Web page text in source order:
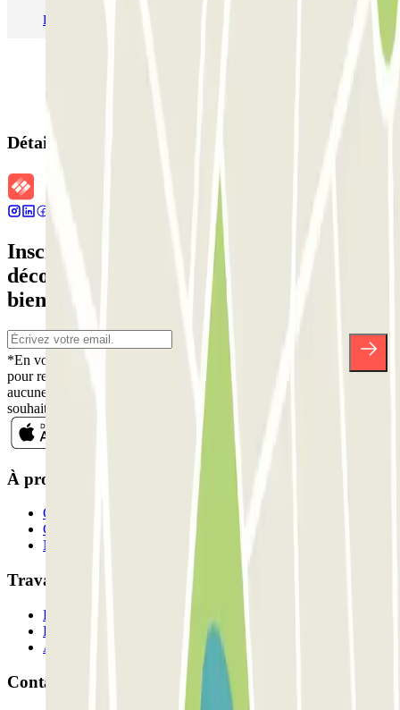
Parking Aéroport Barcelone
Détails de la réservation
Inscrivez-vous à notre newsletter et
découvrez des réductions, des concours et
bien d'autres surprises.
*En vous inscrivant, vous acceptez notre politique de confidentialité
pour recevoir des communications commerciales de Parclick. Sans
aucune obligation, vous pouvez vous désinscrire quand vous le
souhaitez dans la même newsletter.
À propos de Parclick
Qui sommes-nous ?
Comment ça marche?
Nos parkings
Travaillons ensemble?
Professionnels
Fournisseur de parking
Affiliés
Contact